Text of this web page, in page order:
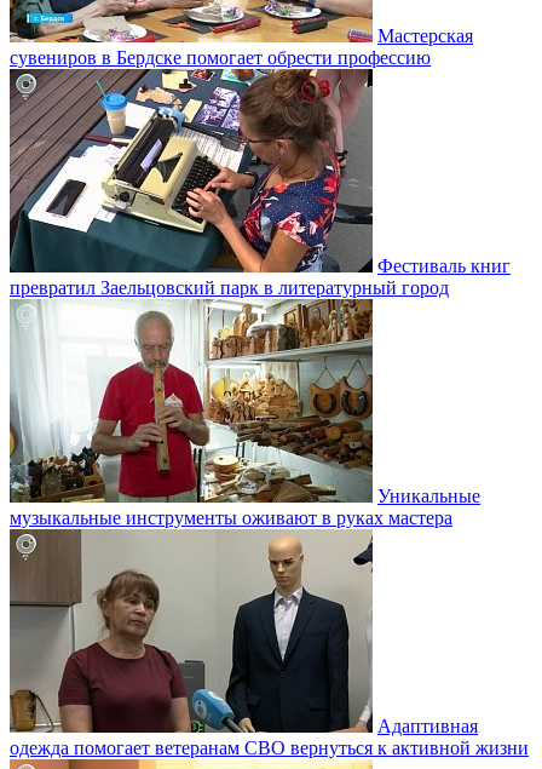
Мастерская
сувениров в Бердске помогает обрести профессию
Фестиваль книг
превратил Заельцовский парк в литературный город
Уникальные
музыкальные инструменты оживают в руках мастера
Адаптивная
одежда помогает ветеранам СВО вернуться к активной жизни